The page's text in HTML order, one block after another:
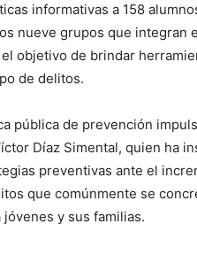
informativas a 158
nueve grupos que integran
objetivo de brindar
de delitos.
pública de prevención
Díaz Simental, quien ha
preventivas ante el
que comúnmente se
y sus familias.